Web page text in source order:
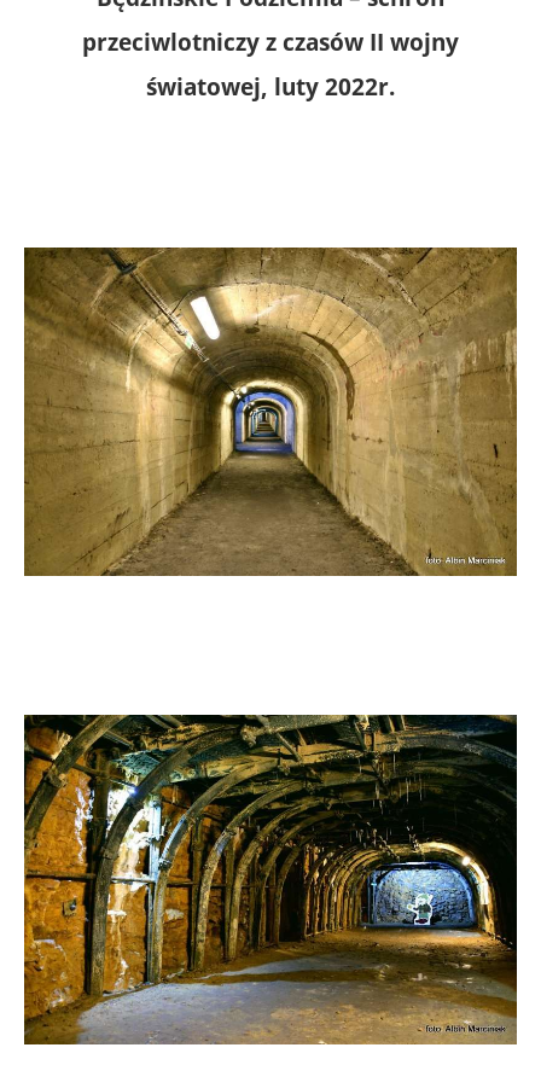
przeciwlotniczy z czasów II wojny
światowej, luty 2022r.